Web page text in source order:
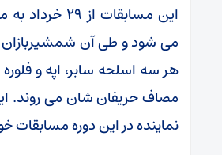
این مسابقات از
می شود و طی آن شمشیربازان
هر سه اسلحه سابر، اپه و
نماینده در این دوره